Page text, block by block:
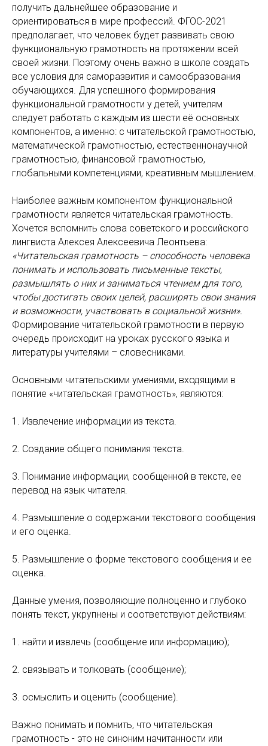
получить дальнейшее образование и
ориентироваться в мире профессий. ФГОС-2021
предполагает, что человек будет развивать свою
функциональную грамотность на протяжении всей
своей жизни. Поэтому очень важно в школе создать
все условия для саморазвития и самообразования
обучающихся. Для успешного формирования
функциональной грамотности у детей, учителям
следует работать с каждым из шести её основных
компонентов, а именно: с читательской грамотностью,
математической грамотностью, естественнонаучной
грамотностью, финансовой грамотностью,
глобальными компетенциями, креативным мышлением.
Наиболее важным компонентом функциональной
грамотности является читательская грамотность.
Хочется вспомнить слова советского и российского
лингвиста Алексея Алексеевича Леонтьева:
«Читательская грамотность – способность человека
понимать и использовать письменные тексты,
размышлять о них и заниматься чтением для того,
чтобы достигать своих целей, расширять свои знания
и возможности, участвовать в социальной жизни».
Формирование читательской грамотности в первую
очередь происходит на уроках русского языка и
литературы учителями – словесниками.
Основными читательскими умениями, входящими в
понятие «читательская грамотность», являются:
1. Извлечение информации из текста.
2. Создание общего понимания текста.
3. Понимание информации, сообщенной в тексте, ее
перевод на язык читателя.
4. Размышление о содержании текстового сообщения
и его оценка.
5. Размышление о форме текстового сообщения и ее
оценка.
Данные умения, позволяющие полноценно и глубоко
понять текст, укрупнены и соответствуют действиям:
1. найти и извлечь (сообщение или информацию);
2. связывать и толковать (сообщение);
3. осмыслить и оценить (сообщение).
Важно понимать и помнить, что читательская
грамотность - это не синоним начитанности или